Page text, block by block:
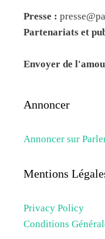
Presse :
Partenariats et
Envoyer de
Annoncer
Annoncer sur
Mentions
Privacy Policy
Conditions